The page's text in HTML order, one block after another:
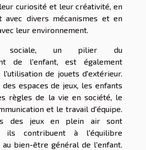
curiosité et leur créativité, en
avec divers mécanismes et en
leur environnement.
sociale, un pilier du
de l'enfant, est également
de jouets d'extérieur.
des espaces de jeux, les enfants
règles de la vie en société, le
et le travail d'équipe.
des jeux en plein air sont
ils contribuent à l'équilibre
bien-être général de l'enfant.